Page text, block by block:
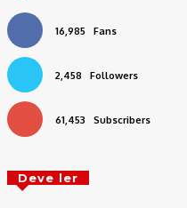
16,985 Fans
2,458 Followers
61,453 Subscribers
Deve ler